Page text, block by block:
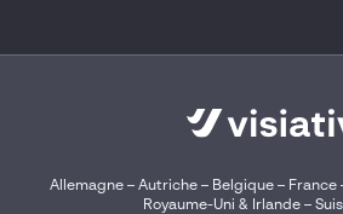
Allemagne– Autriche– Belgique – France
Royaume-Uni & Irlande–